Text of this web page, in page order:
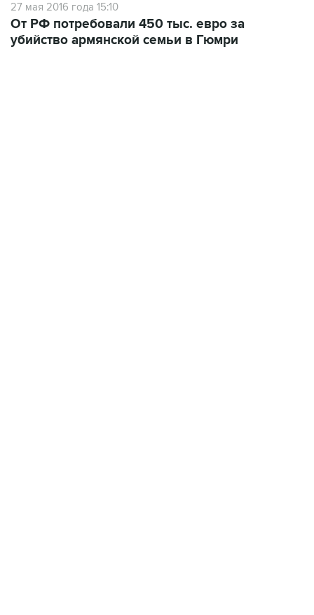
27 мая 2016 года 15:10
От РФ потребовали 450 тыс. евро за
убийство армянской семьи в Гюмри